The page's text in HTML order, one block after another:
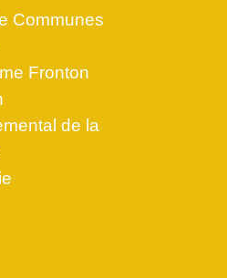
Communes
Fronton
de la